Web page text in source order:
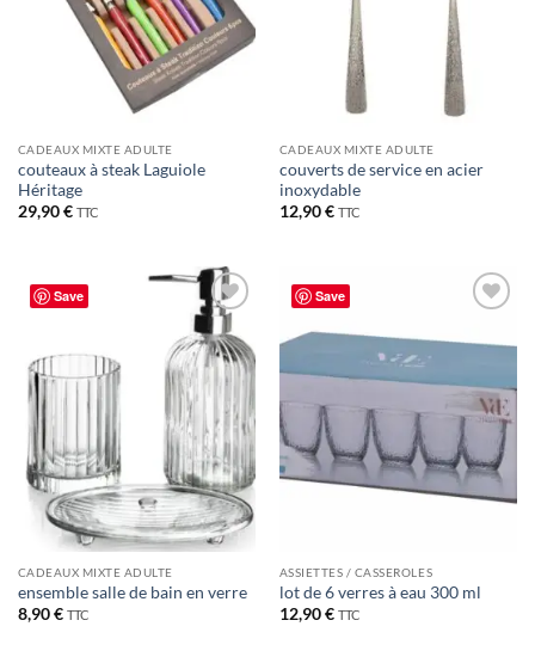
CADEAUX MIXTE ADULTE
couteaux à steak Laguiole
Héritage
29,90€ TTC
CADEAUX MIXTE ADULTE
couverts de service en acier
inoxydable
12,90€ TTC
Save
Ajouter
à la liste
de
souhaits
CADEAUX MIXTE ADULTE
ensemble salle de bain en verre
8,90€ TTC
Save
à la liste
ASSIETTES / CASSEROLES
lot de 6 verres à eau 300 ml
12,90€ TTC